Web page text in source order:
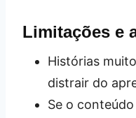
Limitações e
Histórias
distrair do
Se o